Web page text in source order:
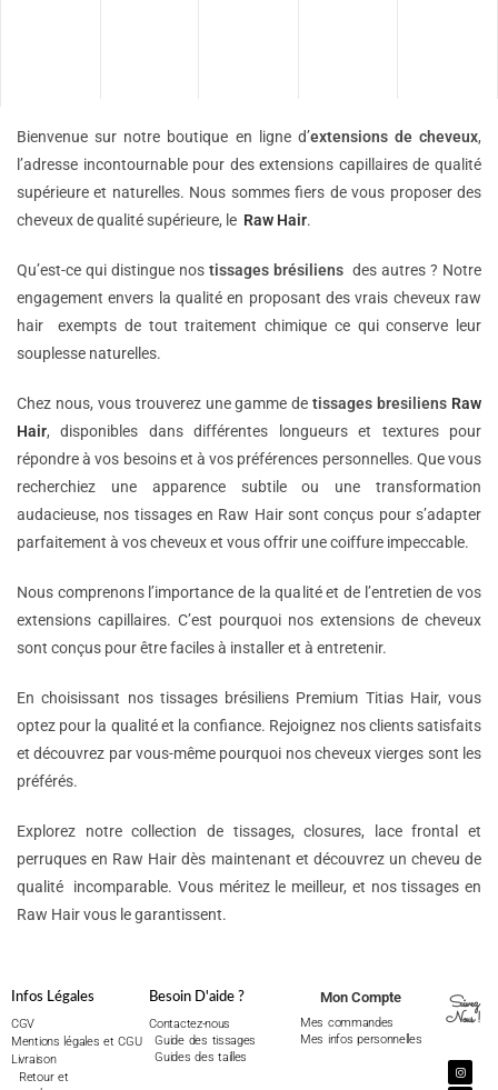
Bienvenue sur notre boutique en ligne d’extensions decheveux,
l’adresse incontournable pour des extensions capillaires de qualité
supérieure et naturelles. Nous sommes fiers de vous proposer des
cheveux de qualité supérieure, le Raw Hair.
Qu’est-ce qui distingue nos tissages brésiliens des autres ? Notre
engagement envers la qualité en proposant des vrais cheveux raw
hair exempts de tout traitement chimique ce qui conserve leur
souplesse naturelles.
Chez nous, vous trouverez une gamme detissages bresiliens Raw
Hair, disponibles dans différentes longueurs et textures pour
répondre à vos besoins et à vos préférences personnelles. Que vous
recherchiez une apparence subtile ou une transformation
audacieuse, nos tissages en Raw Hair sont conçus pour s’adapter
parfaitement à vos cheveux et vous offrir une coiffure impeccable.
Nous comprenons l’importance de la qualité et de l’entretien de vos
extensions capillaires. C’est pourquoi nos extensions de cheveux
sont conçus pour être faciles à installer et à entretenir.
En choisissant nos tissages brésiliens Premium Titias Hair, vous
optez pour la qualité et la confiance. Rejoignez nos clients satisfaits
et découvrez par vous-même pourquoi nos cheveux vierges sont les
préférés.
Explorez notre collection de tissages, closures, lace frontal et
perruques en Raw Hair dès maintenant et découvrez un cheveu de
qualité incomparable. Vous méritez le meilleur, et nos tissages en
Raw Hair vous le garantissent.
Infos Légales
CGV
Mentions légales et CGU
Livraison
Retour et
Besoin D'aide ?
Contactez-nous
Guide des tissages
Guides des tailles
Mon Compte
Mes commandes
Mes infos personnelles
Suivez
Nous !